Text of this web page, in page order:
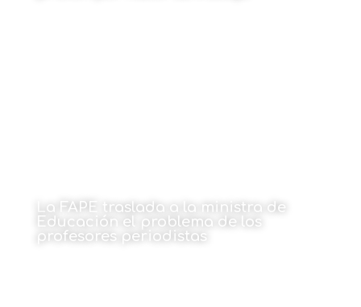
La FAPE traslada a la ministra de
Educación el problema de los
profesores periodistas